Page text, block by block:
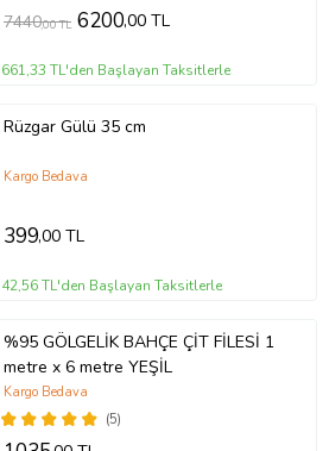
7440,00 TL 6200,00 TL
661,33 TL'den Başlayan Taksitlerle
Rüzgar Gülü 35 cm
Kargo Bedava
399,00 TL
42,56 TL'den Başlayan Taksitlerle
%95 GÖLGELİK BAHÇE ÇİT FİLESİ 1
metre x 6 metre YEŞİL
(5)
Kargo Bedava